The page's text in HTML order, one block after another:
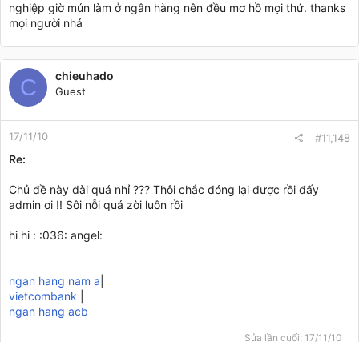
nghiệp giờ mún làm ở ngân hàng nên đều mơ hồ mọi thứ. thanks
mọi người nhá
C chieuhado
Guest
17/11/10 #11,148
Re:
Chủ đề này dài quá nhỉ ??? Thôi chắc đóng lại được rồi đấy
admin ơi !! Sôi nỗi quá zời luôn rồi
hi hi : :036: angel:
ngan hang nam a
vietcombank
ngan hang acb
Sửa lần cuối: 17/11/10